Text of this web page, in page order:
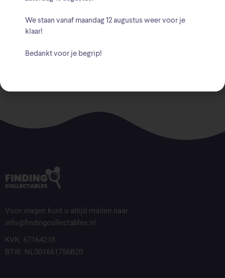
Voor vragen kunt u altijd mailen naar
info@findingcollectables.nl
KVK: 67164218
BTW: NL001661756B20
We staan vanaf maandag 12 augustus weer voor je
klaar!
Bedankt voor je begrip!